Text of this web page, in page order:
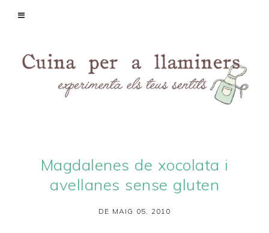
Magdalenes de xocolata i
avellanes sense gluten
DE MAIG 05, 2010